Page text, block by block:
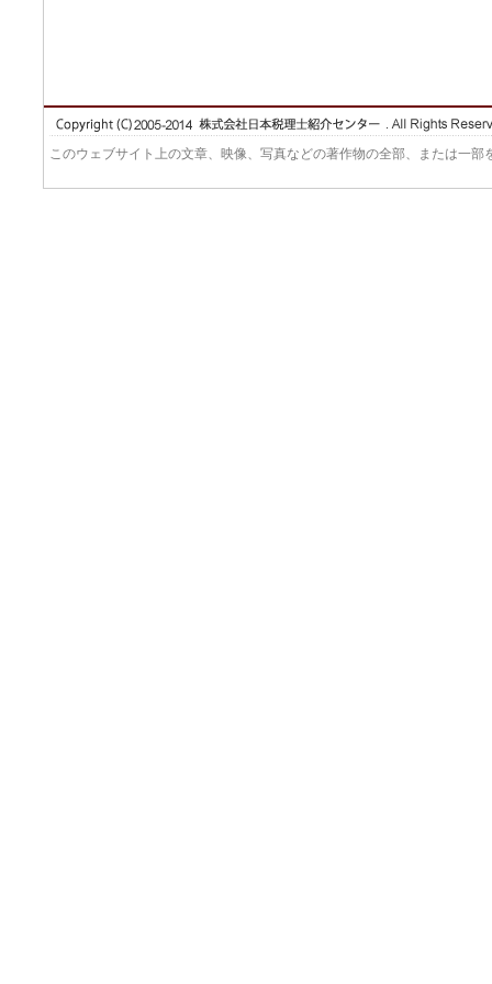
このウェブサイト上の文章、映像、写真などの著作物の全部、または一